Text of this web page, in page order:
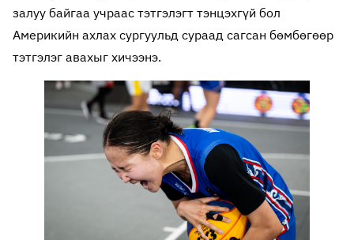
залуу байгаа учраас тэтгэлэгт тэнцэхгүй бол
Америкийн ахлах сургуульд сураад сагсан бөмбөгөөр
тэтгэлэг авахыг хичээнэ.